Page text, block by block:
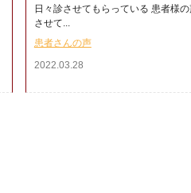
日々診させてもらっている 患者様
させて...
患者さんの声
2022.03.28